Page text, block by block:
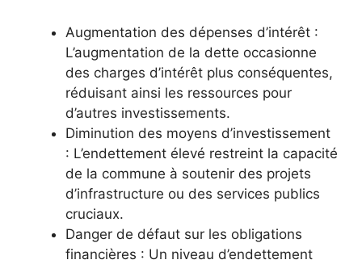
Augmentation des dépenses d’intérêt :
L’augmentation de la dette occasionne
des charges d’intérêt plus conséquentes,
réduisant ainsi les ressources pour
d’autres investissements.
Diminution des moyens d’investissement
: L’endettement élevé restreint la capacité
de la commune à soutenir des projets
d’infrastructure ou des services publics
cruciaux.
Danger de défaut sur les obligations
financières : Un niveau d’endettement